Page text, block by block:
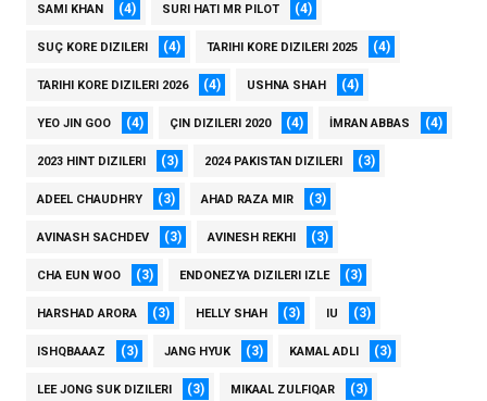
SAMI KHAN (4) SURI HATI MR PILOT (4)
SUÇ KORE DIZILERI (4) TARIHI KORE DIZILERI 2025 (4)
TARIHI KORE DIZILERI 2026 (4) USHNA SHAH (4)
YEO JIN GOO (4) ÇIN DIZILERI 2020 (4) İMRAN ABBAS (4)
2023 HINT DIZILERI (3) 2024 PAKISTAN DIZILERI (3)
ADEEL CHAUDHRY (3) AHAD RAZA MIR (3)
AVINASH SACHDEV (3) AVINESH REKHI (3)
CHA EUN WOO (3) ENDONEZYA DIZILERI IZLE (3)
HARSHAD ARORA (3) HELLY SHAH (3) IU (3)
ISHQBAAAZ (3) JANG HYUK (3) KAMAL ADLI (3)
LEE JONG SUK DIZILERI (3) MIKAAL ZULFIQAR (3)